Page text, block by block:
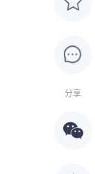
分享